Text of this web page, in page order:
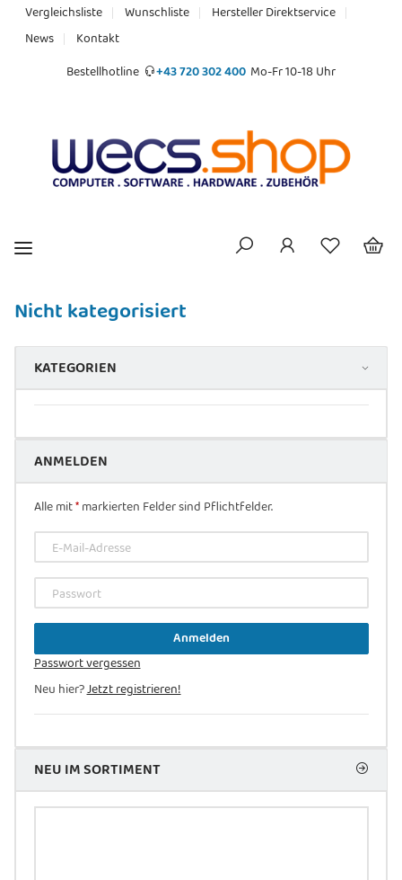
Vergleichsliste Wunschliste
Hersteller Direktservice
News
Kontakt
Bestellhotline
+43 720 302 400 Mo-Fr 10-18 Uhr
Nicht kategorisiert
KATEGORIEN
ANMELDEN
Alle mit*markierten Felder sind Pflichtfelder.
E-Mail-Adresse
Passwort
Anmelden
Passwort vergessen
Neu hier?Jetzt registrieren!
NEU IM SORTIMENT